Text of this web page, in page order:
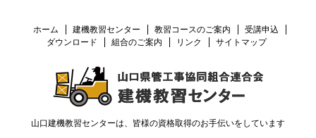
ホーム 建機教習センター 教習コースのご案内
受講申込
ダウンロード
組合のご案内 リンク サイトマップ
山口建機教習センターは、皆様の資格取得のお手伝いをしています